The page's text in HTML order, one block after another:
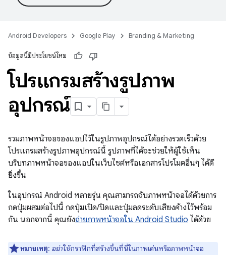
Android Developers Google Play Branding & Marketing
ข้อมูลนี้มีประโยชน์ไหม
โปรแกรมสร้างรูปภาพ
อุปกรณ์
รวมภาพหน้าจอของแอปไว้ในรูปภาพอุปกรณ์ได้อย่างรวดเร็วด้วย
โปรแกรมสร้างรูปภาพอุปกรณ์นี้ รูปภาพที่ได้จะช่วยให้ผู้ใช้เห็น
บริบทภาพหน้าจอของแอปในเว็บไซต์หรือเอกสารโปรโมตอื่นๆ ได้ดี
ยิ่งขึ้น
ในอุปกรณ์ Android หลายรุ่น คุณสามารถจับภาพหน้าจอได้ด้วยการ
กดปุ่มผสมต่อไปนี้ กดปุ่มเปิด/ปิดและปุ่มลดระดับเสียงค้างไว้พร้อม
กัน นอกจากนี้ คุณยังถ่ายภาพหน้าจอใน Android Studio ได้ด้วย
หมายเหตุ: อย่าใช้กราฟิกที่สร้างขึ้นที่นี่ในภาพเด่นหรือภาพหน้าจอ